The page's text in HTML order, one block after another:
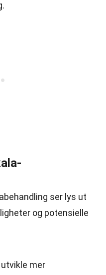
ser lys ut
og potensielle
mer